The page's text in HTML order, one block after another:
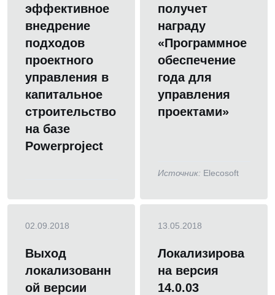
эффективное
внедрение
подходов
проектного
управления в
капитальное
строительство
на базе
Powerproject
получет
награду
«Программное
обеспечение
года для
управления
проектами»
Источник: Elecosoft
02.09.2018
Выход
локализованн
ой версии
13.05.2018
Локализирова
на версия
14.0.03